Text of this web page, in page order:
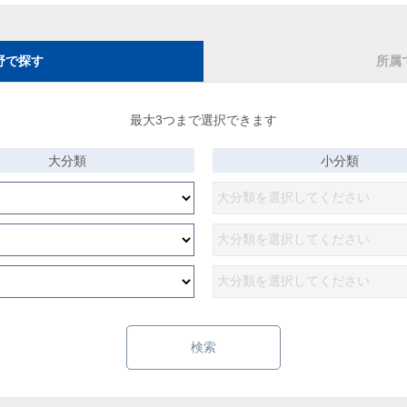
で探す 所属
最大3つまで選択できます
大分類 小分類
検索